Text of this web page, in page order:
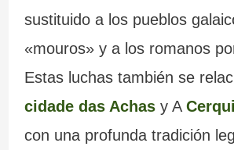
sustituido a los pueblos
«mouros» y a los romanos
Estas luchas también se
cidade das Achasy A
con una profunda tradición